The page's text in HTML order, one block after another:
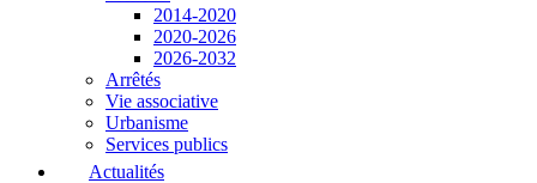
2014-2020
2020-2026
2026-2032
Arrêtés
Vie associative
Urbanisme
Services publics
Actualités